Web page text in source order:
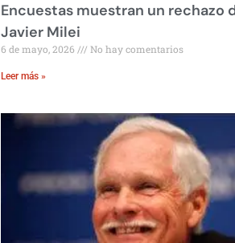
Encuestas muestran un rechazo
Javier Milei
6 de mayo, 2026 No hay comentarios
Leer más »